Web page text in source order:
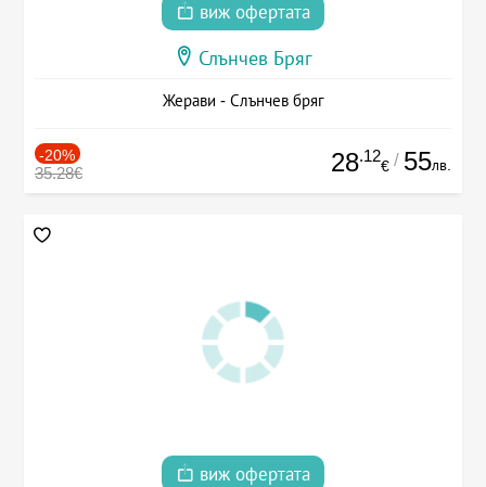
виж офертата
Слънчев Бряг
Жерави - Слънчев бряг
-20%
35.28€ 28.12
€ / 55лв.
виж офертата